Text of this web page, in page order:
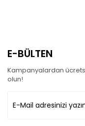
E-BÜLTEN
Kampanyalardan
olun!